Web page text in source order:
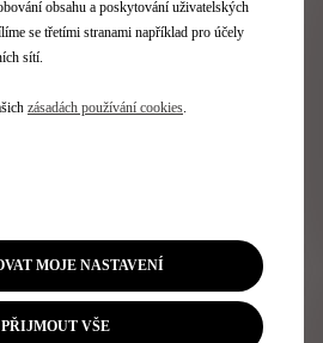
Zjistěte více
obsahu a poskytování uživatelských
se třetími stranami například pro účely
sítí.
zásadách používání cookies.
MOJE NASTAVENÍ
PŘIJMOUT VŠE